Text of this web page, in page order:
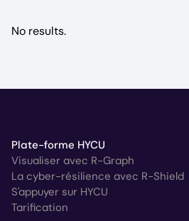
No results.
Plate-forme HYCU
Visualiser avec R-Graph
La cyber-résilience avec R-Shield
S'appuyer sur HYCU
Tarification